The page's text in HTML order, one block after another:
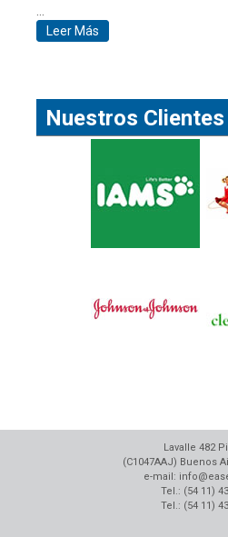
Leer Más
Nuestros Clientes
Lavalle 482
(C1047AAJ) Buenos
e-mail:
Tel.: (54 11)
Tel.: (54 11)